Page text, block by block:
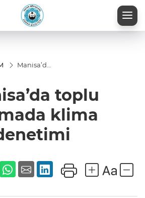
Manisa’da
klima
denetimi
toplu
klima